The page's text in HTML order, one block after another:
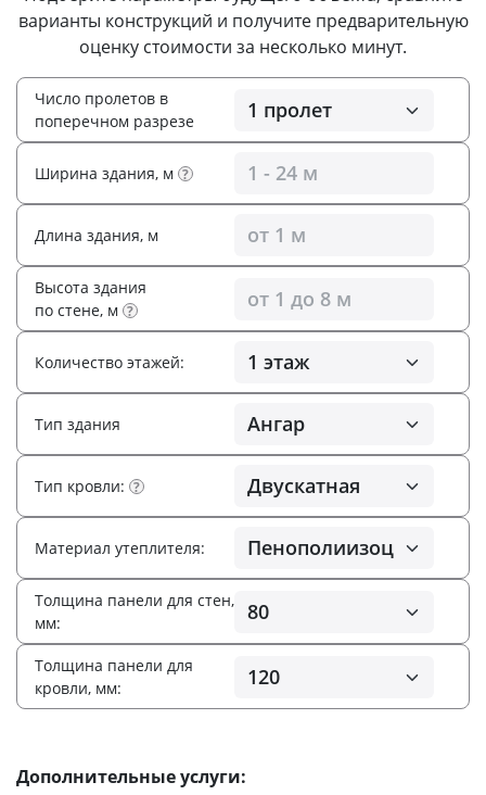
варианты конструкций и получите предварительную
оценку стоимости за несколько минут.
Число пролетов в
поперечном разрезе
Тип здания
Ширина здания, м ?
Тип кровли: ?
Длина здания, м
Материал утеплителя:
Высота здания
по стене, м ?
Толщина панели для стен,
мм:
Количество этажей:
Толщина панели для
кровли, мм:
Дополнительные услуги: